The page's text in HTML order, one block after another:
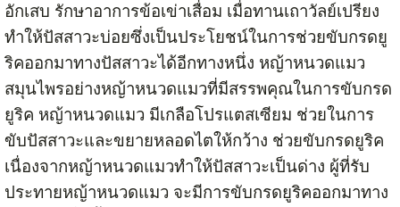
อักเสบ รักษาอาการข้อเข่าเสื่อม เมื่อทานเถาวัลย์เปรียง
ทำให้ปัสสาวะบ่อยซึ่งเป็นประโยชน์ในการช่วยขับกรดยู
ริคออกมาทางปัสสาวะได้อีกทางหนึ่ง หญ้าหนวดแมว
สมุนไพรอย่างหญ้าหนวดแมวที่มีสรรพคุณในการขับกรด
ยูริค หญ้าหนวดแมว มีเกลือโปรแตสเซียม ช่วยในการ
ขับปัสสาวะและขยายหลอดไตให้กว้าง ช่วยขับกรดยูริค
เนื่องจากหญ้าหนวดแมวทำให้ปัสสาวะเป็นด่าง ผู้ที่รับ
ประทายหญ้าหนวดแมว จะมีการขับกรดยูริคออกมาทาง